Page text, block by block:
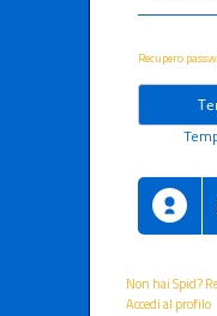
Recupero
Non hai Spid?
Accedi al profilo